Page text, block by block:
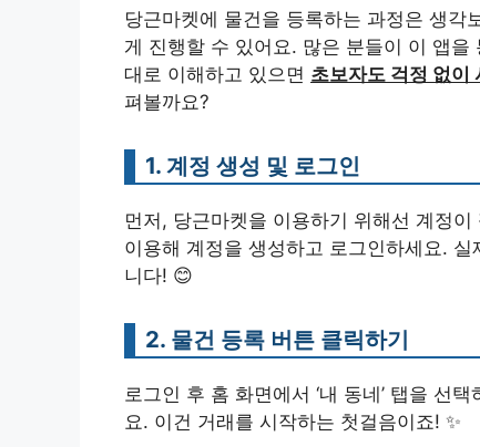
당근마켓에 물건을 등록하는 과정은 생
게 진행할 수 있어요. 많은 분들이 이 앱
대로 이해하고 있으면 초보자도 걱정 없이
펴볼까요?
1. 계정 생성 및 로그인
먼저, 당근마켓을 이용하기 위해선 계정
이용해 계정을 생성하고 로그인하세요. 실
니다! 😊
2. 물건 등록 버튼 클릭하기
로그인 후 홈 화면에서 ‘내 동네’ 탭을 선
요. 이건 거래를 시작하는 첫걸음이죠! ✨